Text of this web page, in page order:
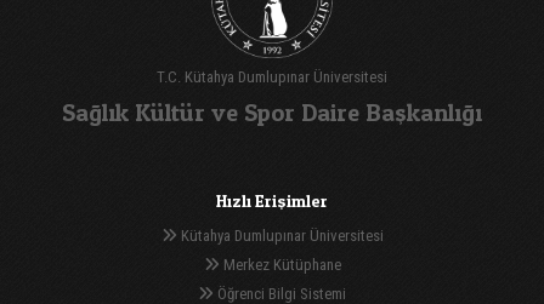
T.C. Kütahya Dumlupınar Üniversitesi
Sağlık Kültür ve Spor Daire Başkanlığı
Hızlı Erişimler
Kütahya Dumlupınar Üniversitesi
Merkez Kütüphane
Öğrenci Bilgi Sistemi